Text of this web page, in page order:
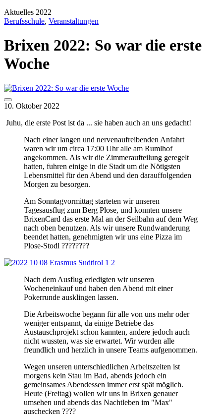
Aktuelles 2022
Berufsschule, Veranstaltungen
Brixen 2022: So war die erste
Woche
10. Oktober 2022
Juhu, die erste Post ist da ... sie haben auch an uns gedacht!
Nach einer langen und nervenaufreibenden Anfahrt
waren wir um circa 17:00 Uhr alle am Rumlhof
angekommen. Als wir die Zimmeraufteilung geregelt
hatten, fuhren einige in die Stadt um die Nötigsten
Lebensmittel für den Abend und den darauffolgenden
Morgen zu besorgen.
Am Sonntagvormittag starteten wir unseren
Tagesausflug zum Berg Plose, und konnten unsere
BrixenCard das erste Mal an der Seilbahn auf dem Weg
nach oben benutzen. Als wir unsere Rundwanderung
beendet hatten, genehmigten wir uns eine Pizza im
Plose-Stodl ????????
Nach dem Ausflug erledigten wir unseren
Wocheneinkauf und haben den Abend mit einer
Pokerrunde ausklingen lassen.
Die Arbeitswoche begann für alle von uns mehr oder
weniger entspannt, da einige Betriebe das
Austauschprojekt schon kannten, andere jedoch auch
nicht wussten, was sie erwartet. Wir wurden alle
freundlich und herzlich in unsere Teams aufgenommen.
Wegen unseren unterschiedlichen Arbeitszeiten ist
morgens kein Stau im Bad, abends jedoch ein
gemeinsames Abendessen immer erst spät möglich.
Heute (Freitag) wollen wir uns in Brixen genauer
umsehen und abends das Nachtleben im "Max"
auschecken ????